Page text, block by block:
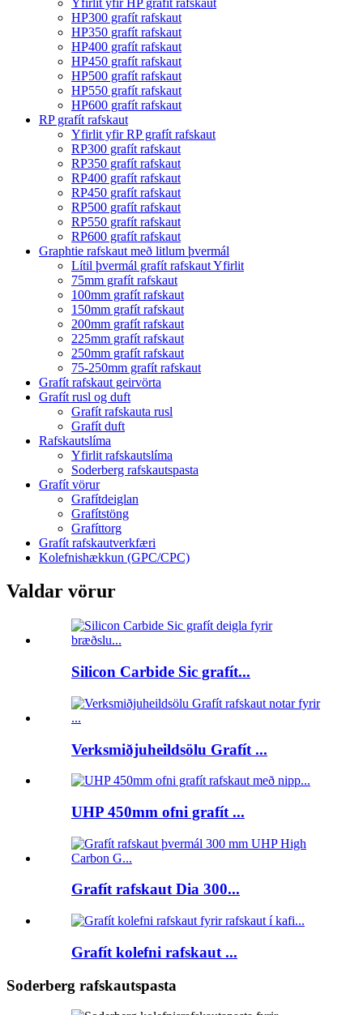
HP300 grafít rafskaut
HP350 grafít rafskaut
HP400 grafít rafskaut
HP450 grafít rafskaut
HP500 grafít rafskaut
HP550 grafít rafskaut
HP600 grafít rafskaut
RP grafít rafskaut
Yfirlit yfir RP grafít rafskaut
RP300 grafít rafskaut
RP350 grafít rafskaut
RP400 grafít rafskaut
RP450 grafít rafskaut
RP500 grafít rafskaut
RP550 grafít rafskaut
RP600 grafít rafskaut
Graphtie rafskaut með litlum þvermál
Lítil þvermál grafít rafskaut Yfirlit
75mm grafít rafskaut
100mm grafít rafskaut
150mm grafít rafskaut
200mm grafít rafskaut
225mm grafít rafskaut
250mm grafít rafskaut
75-250mm grafít rafskaut
Grafít rafskaut geirvörta
Grafít rusl og duft
Grafít rafskauta rusl
Grafít duft
Rafskautslíma
Yfirlit rafskautslíma
Soderberg rafskautspasta
Grafít vörur
Grafítdeiglan
Grafítstöng
Grafíttorg
Grafít rafskautverkfæri
Kolefnishækkun (GPC/CPC)
Valdar vörur
Silicon Carbide Sic grafít...
Verksmiðjuheildsölu Grafít ...
UHP 450mm ofni grafít ...
Grafít rafskaut Dia 300...
Grafít kolefni rafskaut ...
Soderberg rafskautspasta